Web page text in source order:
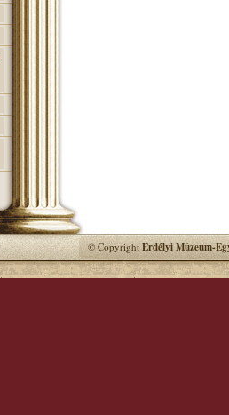
© CopyrightErdélyi Múzeum-